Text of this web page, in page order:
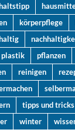
körperpflege
plastik
pflanzen
reinigen
tipps und tricks
winter